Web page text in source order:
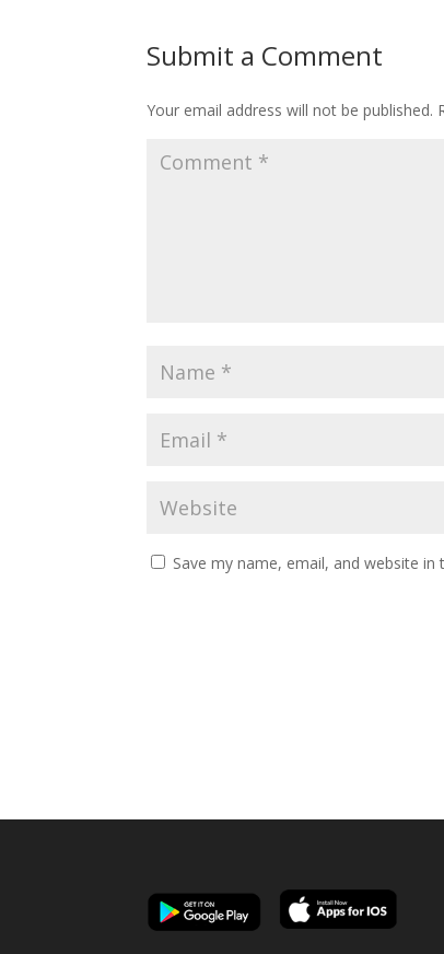
Submit a Comment
Your email address will not be published.
Save my name, email, and website